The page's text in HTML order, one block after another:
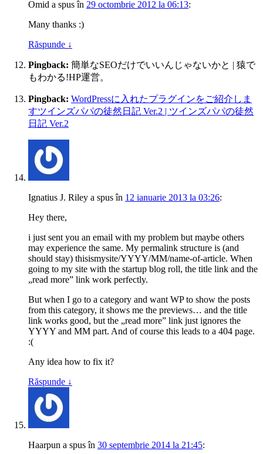
Omid a spusîn 29 octombrie 2012 la 06:13:
Many thanks :)
Răspunde ↓
Pingback: 簡単なSEOだけでいいんじゃないかと | 猿で
もわかる!HP運営。
Pingback: WordPressに入れたプラグインをご紹介しま
すツインズパパの徒然日記 Ver.2 | ツインズパパの徒然
日記 Ver.2
Ignatius J. Riley a spusîn 12 ianuarie 2013 la 03:26:
Hey there,
i just sent you an email with my problem but maybe others
may experience the same. My permalink structure is (and
should stay) thisismysite/YYYY/MM/name-of-article. When
going to my site with the startup blog roll, the title link and the
„read more” link work perfectly.
But when I go to a category and want WP to show the posts
from this category, it shows me the previews… and the title
link works good, but the „read more” link just ignores the
YYYY and MM part. And of course this leads to a 404 page.
:(
Any idea how to fix it?
Răspunde ↓
Haarpun a spusîn 30 septembrie 2014 la 21:45: